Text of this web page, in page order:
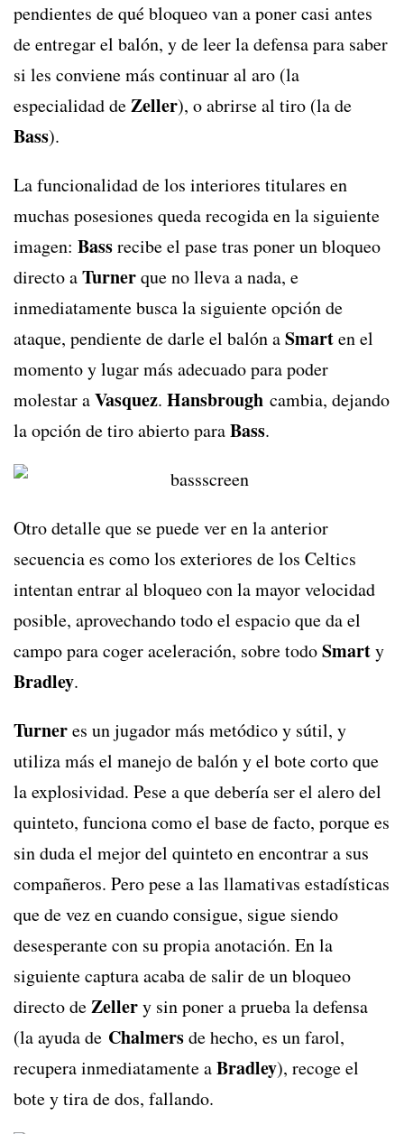
pendientes de qué bloqueo van a poner casi antes
de entregar el balón, y de leer la defensa para saber
si les conviene más continuar al aro (la
especialidad deZeller), o abrirse al tiro (la de
Bass).
La funcionalidad de los interiores titulares en
muchas posesiones queda recogida en la siguiente
imagen: Bassrecibe el pase tras poner un bloqueo
directo aTurnerque no lleva a nada, e
inmediatamente busca la siguiente opción de
ataque, pendiente de darle el balón aSmarten el
momento y lugar más adecuado para poder
molestar aVasquez. Hansbrough cambia, dejando
la opción de tiro abierto paraBass.
Otro detalle que se puede ver en la anterior
secuencia es como los exteriores de los Celtics
intentan entrar al bloqueo con la mayor velocidad
posible, aprovechando todo el espacio que da el
campo para coger aceleración, sobre todoSmarty
Bradley.
Turneres un jugador más metódico y sútil, y
utiliza más el manejo de balón y el bote corto que
la explosividad. Pese a que debería ser el alero del
quinteto, funciona como el base de facto, porque es
sin duda el mejor del quinteto en encontrar a sus
compañeros. Pero pese a las llamativas estadísticas
que de vez en cuando consigue, sigue siendo
desesperante con su propia anotación. En la
siguiente captura acaba de salir de un bloqueo
directo deZellery sin poner a prueba la defensa
(la ayuda de Chalmersde hecho, es un farol,
recupera inmediatamente aBradley), recoge el
bote y tira de dos, fallando.